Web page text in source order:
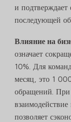
и подтверждает
последующей
Влияние на
означает
10%. Для
месяц, это 1
обращений. При
позволяет